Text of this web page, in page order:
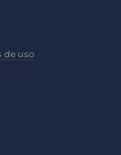
de uso